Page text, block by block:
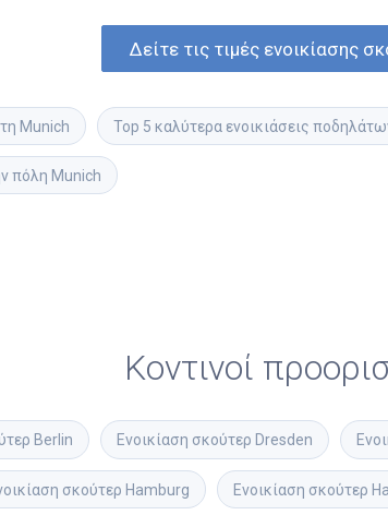
Δείτε τις τιμές ενοικίασης
Munich Top 5 καλύτερα ενοικιάσεις
πόλη Munich
Κοντινοί
Berlin Ενοικίαση σκούτερ Dresden
σκούτερ Hamburg Ενοικίαση σκούτερ